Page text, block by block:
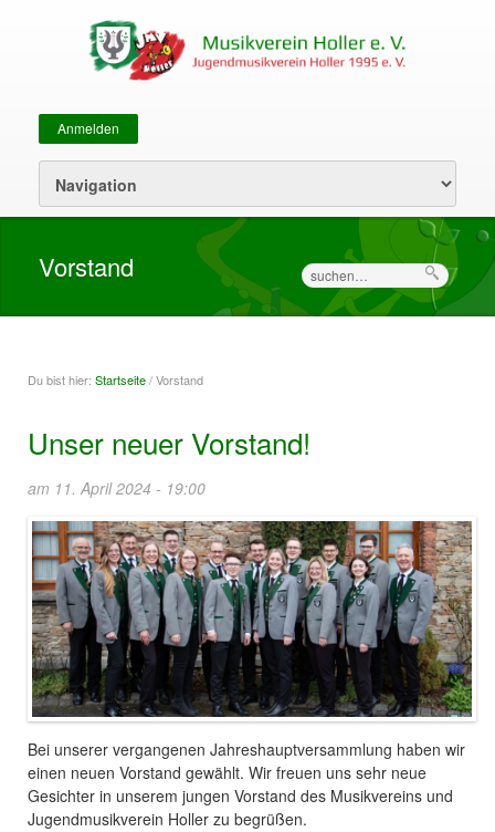
Sekundärmenü
Anmelden
Vorstand Suche
Du bist hier:
Sie sind hier
Startseite/ Vorstand
Unser neuer Vorstand!
am 11. April 2024 - 19:00
Bei unserer vergangenen Jahreshauptversammlung haben wir
einen neuen Vorstand gewählt. Wir freuen uns sehr neue
Gesichter in unserem jungen Vorstand des Musikvereins und
Jugendmusikverein Holler zu begrüßen.